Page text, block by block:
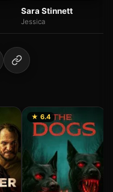
Sara Stinnett
Jessica
★ 6.4